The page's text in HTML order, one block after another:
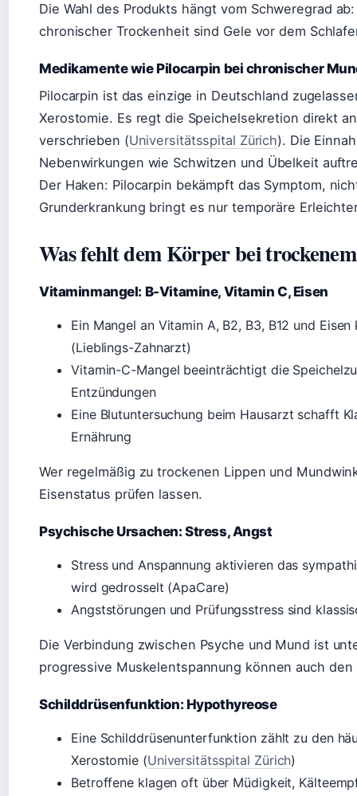
Die Wahl des Produkts hängt vom Schweregrad
chronischer Trockenheit sind Gele vor dem
Medikamente wie Pilocarpin bei chronischer
Pilocarpin ist das einzige in Deutschland
Xerostomie. Es regt die Speichelsekretion direkt
verschrieben (Universitätsspital Zürich). Die
Nebenwirkungen wie Schwitzen und Übelkeit
Der Haken: Pilocarpin bekämpft das Symptom,
Grunderkrankung bringt es nur temporäre
Was fehlt dem Körper bei
Vitaminmangel: B-Vitamine, Vitamin C, Eisen
Ein Mangel an Vitamin A, B2, B3, B12 und
(Lieblings-Zahnarzt)
Vitamin-C-Mangel beeinträchtigt die
Entzündungen
Eine Blutuntersuchung beim Hausarzt schafft
Ernährung
Wer regelmäßig zu trockenen Lippen und
Eisenstatus prüfen lassen.
Psychische Ursachen: Stress, Angst
Stress und Anspannung aktivieren das
wird gedrosselt (ApaCare)
Angststörungen und Prüfungsstress sind
Die Verbindung zwischen Psyche und Mund ist
progressive Muskelentspannung können auch
Schilddrüsenfunktion: Hypothyreose
Eine Schilddrüsenunterfunktion zählt zu den
Xerostomie (Universitätsspital Zürich)
Betroffene klagen oft über Müdigkeit,